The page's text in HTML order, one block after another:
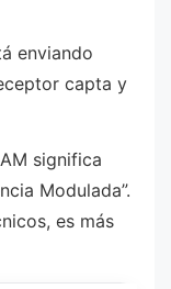
enviando
capta y
significa
Modulada”.
es más